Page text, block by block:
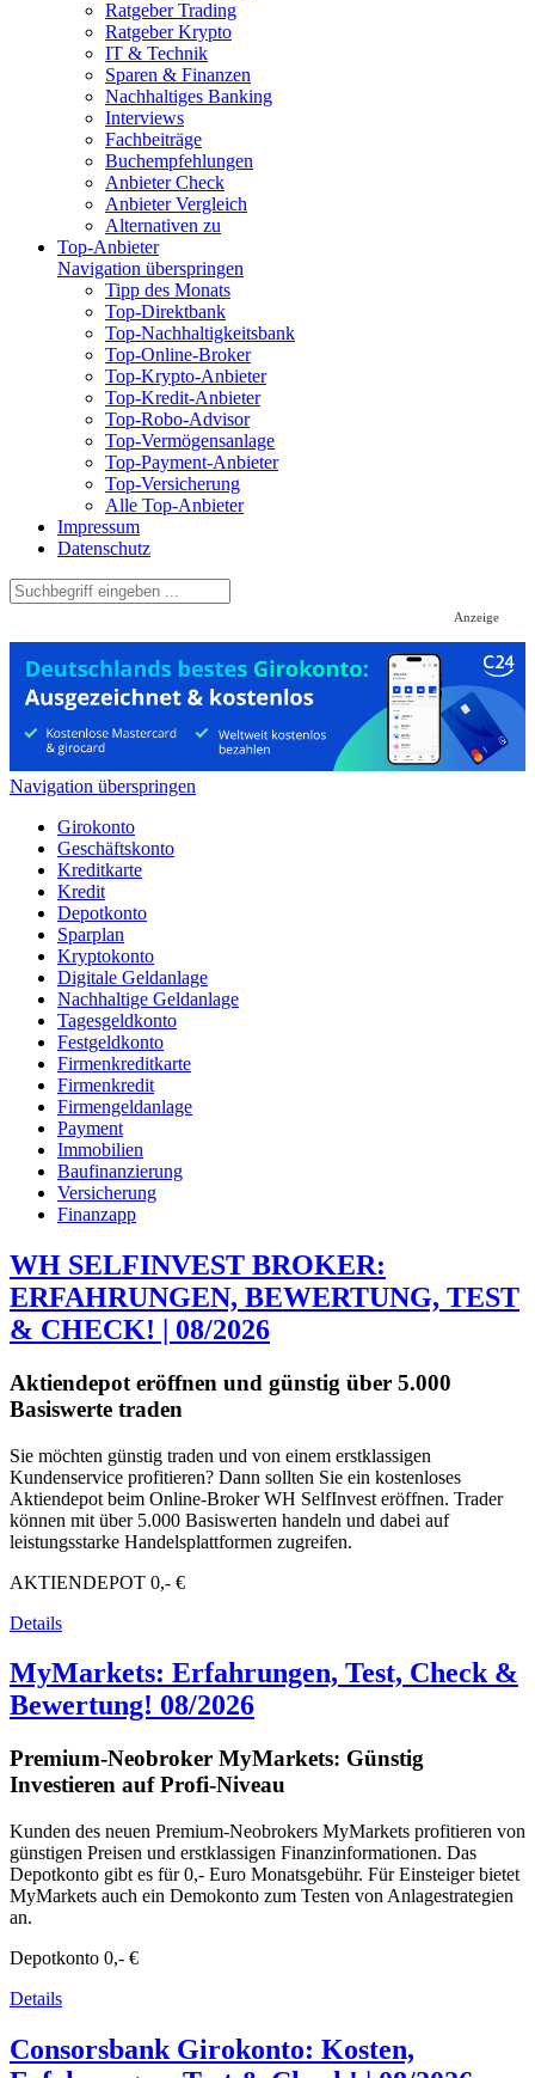
Ratgeber Trading
Ratgeber Krypto
IT & Technik
Sparen & Finanzen
Nachhaltiges Banking
Interviews
Fachbeiträge
Buchempfehlungen
Anbieter Check
Anbieter Vergleich
Alternativen zu
Top-Anbieter
Navigation überspringen
Tipp des Monats
Top-Direktbank
Top-Nachhaltigkeitsbank
Top-Online-Broker
Top-Krypto-Anbieter
Top-Kredit-Anbieter
Top-Robo-Advisor
Top-Vermögensanlage
Top-Payment-Anbieter
Top-Versicherung
Alle Top-Anbieter
Impressum
Datenschutz
Anzeige
Navigation überspringen
Girokonto
Geschäftskonto
Kreditkarte
Kredit
Depotkonto
Sparplan
Kryptokonto
Digitale Geldanlage
Nachhaltige Geldanlage
Tagesgeldkonto
Festgeldkonto
Firmenkreditkarte
Firmenkredit
Firmengeldanlage
Payment
Immobilien
Baufinanzierung
Versicherung
Finanzapp
WH SELFINVEST BROKER:
ERFAHRUNGEN, BEWERTUNG, TEST
& CHECK! | 08/2026
Aktiendepot eröffnen und günstig über 5.000
Basiswerte traden
Sie möchten günstig traden und von einem erstklassigen
Kundenservice profitieren? Dann sollten Sie ein kostenloses
Aktiendepot beim Online-Broker WH SelfInvest eröffnen. Trader
können mit über 5.000 Basiswerten handeln und dabei auf
leistungsstarke Handelsplattformen zugreifen.
AKTIENDEPOT 0,- €
Details
MyMarkets: Erfahrungen, Test, Check &
Bewertung! 08/2026
Premium-Neobroker MyMarkets: Günstig
Investieren auf Profi-Niveau
Kunden des neuen Premium-Neobrokers MyMarkets profitieren von
günstigen Preisen und erstklassigen Finanzinformationen. Das
Depotkonto gibt es für 0,- Euro Monatsgebühr. Für Einsteiger bietet
MyMarkets auch ein Demokonto zum Testen von Anlagestrategien
an.
Depotkonto 0,- €
Details
Consorsbank Girokonto: Kosten,